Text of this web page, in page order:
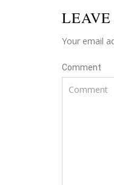
Your email
Comment